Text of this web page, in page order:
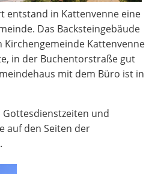
entstand in Kattenvenne eine
Das Backsteingebäude
Kirchengemeinde Kattenvenne
in der Buchentorstraße gut
mit dem Büro ist in
und
auf den Seiten der
.